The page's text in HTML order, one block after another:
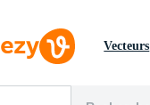
Vecteurs